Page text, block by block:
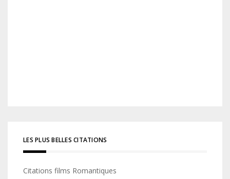
LES PLUS BELLES CITATIONS
Citations films Romantiques